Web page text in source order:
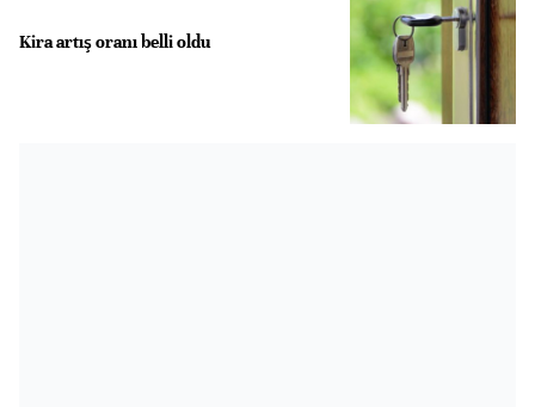
Kira artış oranı belli oldu